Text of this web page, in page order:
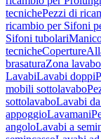
tecnichePezzi di
ricambio per Sifoni
Sifoni tubolari
tecnicheCoperture
brasaturaZona lavabo
LavabiLavabi doppi
mobili sottolavabo
sottolavaboLavabi
appoggioLavamani
angoloLavabi a